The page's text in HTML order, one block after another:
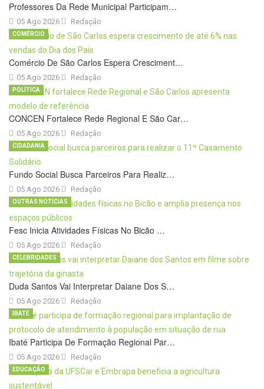
Professores Da Rede Municipal Participam…
05 Ago 2026 Redação
Comércio De São Carlos Espera Cresciment…
05 Ago 2026
COMÉRCIO
Redação
CONCEN Fortalece Rede Regional E São Car…
05 Ago 2026
POLÍTICA
Redação
Fundo Social Busca Parceiros Para Realiz…
05 Ago 2026
CIDADANIA
Redação
Fesc Inicia Atividades Físicas No Bicão …
05 Ago 2026
OUTRAS NOTÍCIAS
Redação
Duda Santos Vai Interpretar Daiane Dos S…
05 Ago 2026
CELEBRIDADES
Redação
Ibaté Participa De Formação Regional Par…
05 Ago 2026
IBATÉ
Redação
EDUCAÇÃO